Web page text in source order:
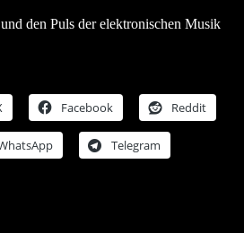
den Puls der elektronischen Musik
Facebook Reddit
Telegram